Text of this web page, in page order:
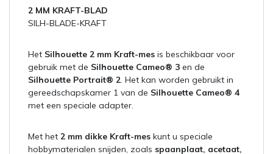
2 MM KRAFT-BLAD
SILH-BLADE-KRAFT
Het Silhouette 2 mm Kraft-mes is beschikbaar voor
gebruik met de Silhouette Cameo® 3 en de
Silhouette Portrait® 2. Het kan worden gebruikt in
gereedschapskamer 1 van de Silhouette Cameo® 4
met een speciale adapter.
Met het 2 mm dikke Kraft-mes kunt u speciale
hobbymaterialen snijden, zoals spaanplaat, acetaat,